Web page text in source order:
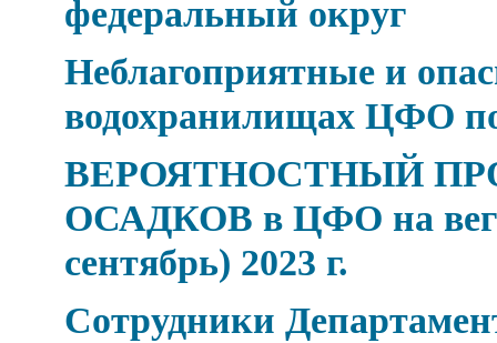
федеральный округ
Неблагоприятные и
водохранилищах ЦФО по
ВЕРОЯТНОСТНЫЙ
ОСАДКОВ в ЦФО на
сентябрь) 2023 г.
Сотрудники